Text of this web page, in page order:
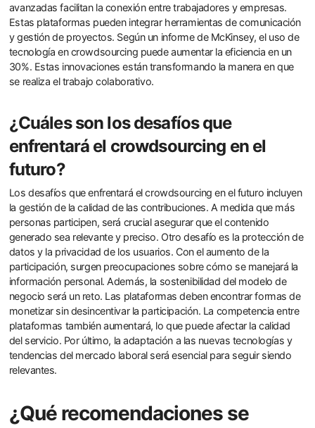
avanzadas facilitan la conexión entre trabajadores y empresas.
Estas plataformas pueden integrar herramientas de comunicación
y gestión de proyectos. Según un informe de McKinsey, el uso de
tecnología en crowdsourcing puede aumentar la eficiencia en un
30%. Estas innovaciones están transformando la manera en que
se realiza el trabajo colaborativo.
¿Cuáles son los desafíos que
enfrentará el crowdsourcing en el
futuro?
Los desafíos que enfrentará el crowdsourcing en el futuro incluyen
la gestión de la calidad de las contribuciones. A medida que más
personas participen, será crucial asegurar que el contenido
generado sea relevante y preciso. Otro desafío es la protección de
datos y la privacidad de los usuarios. Con el aumento de la
participación, surgen preocupaciones sobre cómo se manejará la
información personal. Además, la sostenibilidad del modelo de
negocio será un reto. Las plataformas deben encontrar formas de
monetizar sin desincentivar la participación. La competencia entre
plataformas también aumentará, lo que puede afectar la calidad
del servicio. Por último, la adaptación a las nuevas tecnologías y
tendencias del mercado laboral será esencial para seguir siendo
relevantes.
¿Qué recomendaciones se